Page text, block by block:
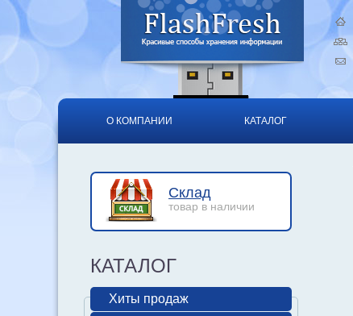
О КОМПАНИИ КАТАЛОГ
Склад
товар в наличии
КАТАЛОГ
Хиты продаж